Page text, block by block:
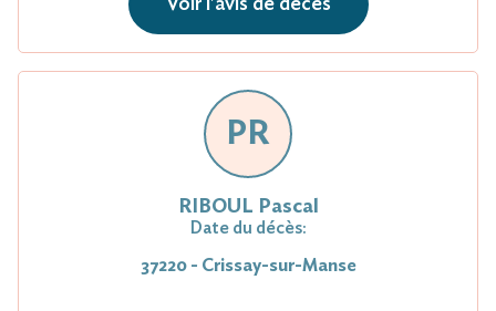
PR
RIBOUL Pascal
Date du décès:
37220 - Crissay-sur-Manse